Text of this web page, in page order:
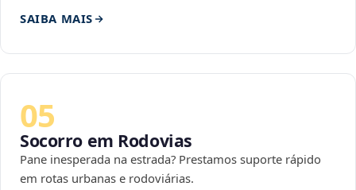
SAIBA MAIS
05
Socorro em Rodovias
Pane inesperada na estrada? Prestamos suporte rápido
em rotas urbanas e rodoviárias.